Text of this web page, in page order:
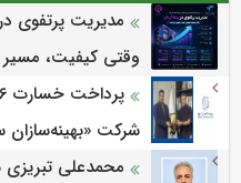
مدیریت پرتفوی
وقتی کیفیت، مسیر
شرکت «بهینه‌سازان
محمدعلی